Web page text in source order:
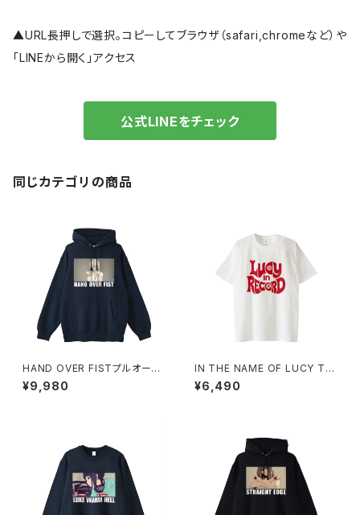
▲URL長押しで選択。コピーしてブラウザ（safari,chromeなど）や
「LINEから開く」アクセス
公式LINEをチェック
同じカテゴリの商品
HAND OVER FISTプルオーバ
ーパーカー 1014-230221350
¥9,980
IN THE NAME OF LUCY Tシ
ャツ_Red Medicine 1014-23
0221313
¥6,490